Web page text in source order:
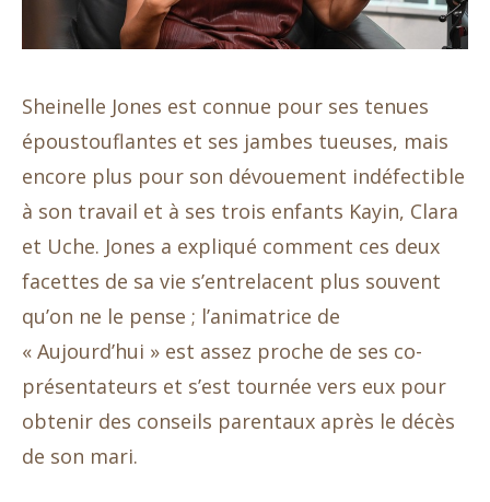
Sheinelle Jones est connue pour ses tenues
époustouflantes et ses jambes tueuses, mais
encore plus pour son dévouement indéfectible
à son travail et à ses trois enfants Kayin, Clara
et Uche. Jones a expliqué comment ces deux
facettes de sa vie s’entrelacent plus souvent
qu’on ne le pense ; l’animatrice de
« Aujourd’hui » est assez proche de ses co-
présentateurs et s’est tournée vers eux pour
obtenir des conseils parentaux après le décès
de son mari.